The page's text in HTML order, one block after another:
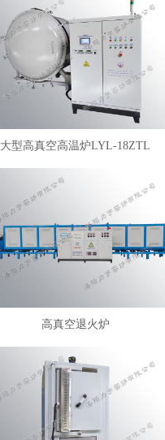
大型高真空高温炉LYL-18ZTL
高真空退火炉